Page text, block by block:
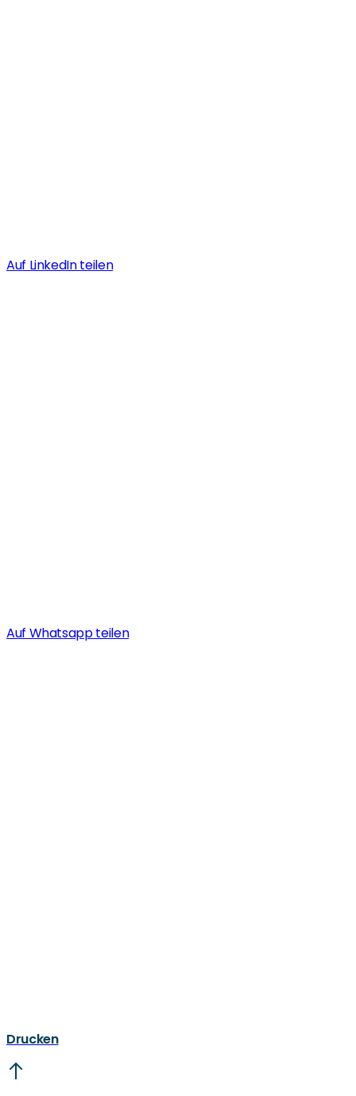
Auf LinkedIn teilen
Auf Whatsapp teilen
Drucken